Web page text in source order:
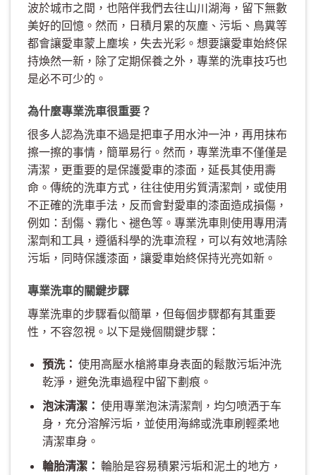
波於城市之間，也陪伴我們去往山川湖海，留下無數
美好的回憶。然而，日積月累的灰塵、污垢、鳥糞等
都會讓愛車蒙上塵埃，失去光彩。想要讓愛車始終保
持煥然一新，除了定期保養之外，專業的洗車技巧也
是必不可少的。
為什麼專業洗車很重要？
很多人認為洗車不過是把車子用水沖一沖，再用抹布
擦一擦的事情，簡單易行。然而，專業洗車不僅僅是
清潔，更重要的是保護愛車的漆面，延長其使用壽
命。傳統的洗車方式，往往使用劣質清潔劑，或使用
不正確的洗車手法，反而會對愛車的漆面造成損傷，
例如：刮傷、霧化、褪色等。專業洗車則使用專用清
潔劑和工具，遵循科學的洗車流程，可以有效地清除
污垢，同時保護漆面，讓愛車始終保持光亮如新。
專業洗車的關鍵步驟
專業洗車的步驟看似簡單，但每個步驟都有其重要
性，不容忽視。以下是幾個關鍵步驟：
預洗： 使用高壓水槍將車身表面的鬆散污垢沖洗
乾淨，避免洗車過程中留下劃痕。
泡沫清潔： 使用專業泡沫清潔劑，均匀喷洒于车
身，充分溶解污垢，並使用海綿或洗車刷輕柔地
清潔車身。
輪胎清潔： 輪胎是容易積累污垢和泥土的地方，